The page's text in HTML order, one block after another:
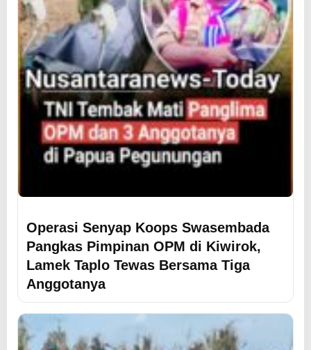
Operasi Senyap Koops Swasembada
Pangkas Pimpinan OPM di Kiwirok,
Lamek Taplo Tewas Bersama Tiga
Anggotanya